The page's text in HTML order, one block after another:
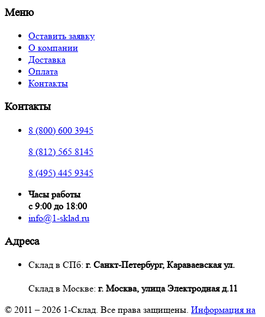
Меню
Оставить заявку
О компании
Доставка
Оплата
Контакты
Контакты
8 (800) 600 3945
8 (812) 565 8145
8 (495) 445 9345
Часы работы
с 9:00 до 18:00
info@1-sklad.ru
Адреса
Склад в СПб: г. Санкт-Петербург, Караваевская ул.
Склад в Москве: г. Москва, улица Электродная д.11
© 2011 – 2026 1-Склад. Все права защищены. Информация на